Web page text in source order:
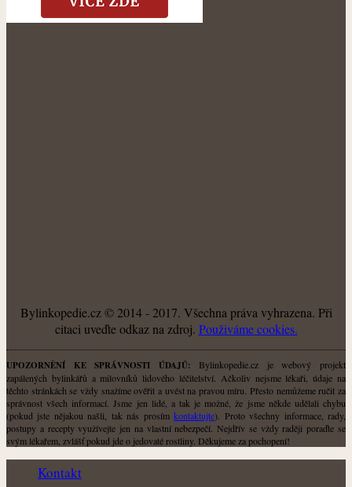
Bylinkopedie.cz © 2014 - 2017. Všechna práva vyhrazena. Při
citaci uveďte odkaz na zdroj. Použiváme cookies.
UPOZORNĚNÍ KE SPRÁVNOSTI ÚDAJŮ: Bylinkopedie.cz je webový projekt
zapálených bylinkářů a milovníků lidového léčitelství. Ačkoliv nejsme lékaři, údaje na
těchto stránkách se vždy snažíme ověřit a uvést na pravou míru. Přesto nemůžeme ručit za
správnost všech informací. Jsme jen lidé, a tak je možné, že jsme někde udělali chybu
(pokud jste nějakou našli, tak nás prosímkontaktujte). Proto všechny informace, rady,
postupy a recepty využívejte jen na vlastní nebezpečí. Nejdřív se vždy raději poraďte se
svým lékařem, zvlášť pokud jde o jedovaté rostliny. Děkujeme za pochopení!
Kontakt